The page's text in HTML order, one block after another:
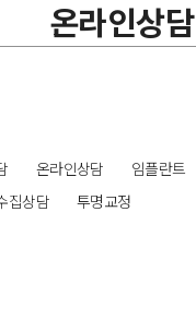
온라인상담
온라인상담 임플란트
집상담 투명교정